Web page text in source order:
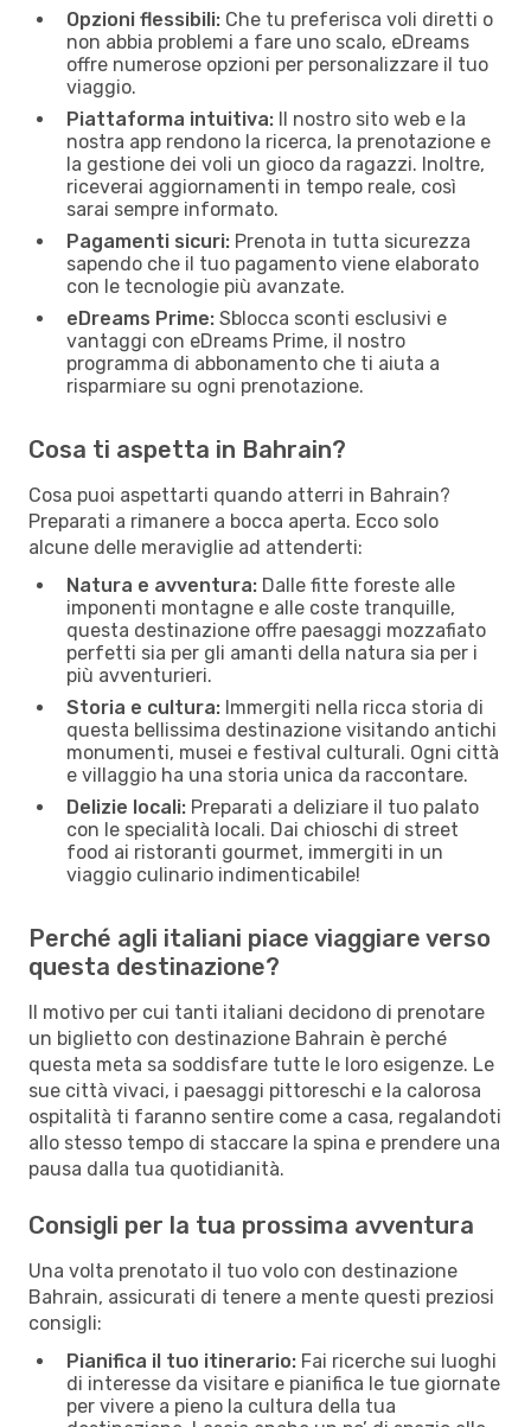
Opzioni flessibili: Che tu preferisca voli diretti o
non abbia problemi a fare uno scalo, eDreams
offre numerose opzioni per personalizzare il tuo
viaggio.
Piattaforma intuitiva: Il nostro sito web e la
nostra app rendono la ricerca, la prenotazione e
la gestione dei voli un gioco da ragazzi. Inoltre,
riceverai aggiornamenti in tempo reale, così
sarai sempre informato.
Pagamenti sicuri: Prenota in tutta sicurezza
sapendo che il tuo pagamento viene elaborato
con le tecnologie più avanzate.
eDreams Prime: Sblocca sconti esclusivi e
vantaggi con eDreams Prime, il nostro
programma di abbonamento che ti aiuta a
risparmiare su ogni prenotazione.
Cosa ti aspetta in Bahrain?
Cosa puoi aspettarti quando atterri in Bahrain?
Preparati a rimanere a bocca aperta. Ecco solo
alcune delle meraviglie ad attenderti:
Natura e avventura: Dalle fitte foreste alle
imponenti montagne e alle coste tranquille,
questa destinazione offre paesaggi mozzafiato
perfetti sia per gli amanti della natura sia per i
più avventurieri.
Storia e cultura: Immergiti nella ricca storia di
questa bellissima destinazione visitando antichi
monumenti, musei e festival culturali. Ogni città
e villaggio ha una storia unica da raccontare.
Delizie locali: Preparati a deliziare il tuo palato
con le specialità locali. Dai chioschi di street
food ai ristoranti gourmet, immergiti in un
viaggio culinario indimenticabile!
Perché agli italiani piace viaggiare verso
questa destinazione?
Il motivo per cui tanti italiani decidono di prenotare
un biglietto con destinazione Bahrain è perché
questa meta sa soddisfare tutte le loro esigenze. Le
sue città vivaci, i paesaggi pittoreschi e la calorosa
ospitalità ti faranno sentire come a casa, regalandoti
allo stesso tempo di staccare la spina e prendere una
pausa dalla tua quotidianità.
Consigli per la tua prossima avventura
Una volta prenotato il tuo volo con destinazione
Bahrain, assicurati di tenere a mente questi preziosi
consigli:
Pianifica il tuo itinerario: Fai ricerche sui luoghi
di interesse da visitare e pianifica le tue giornate
per vivere a pieno la cultura della tua